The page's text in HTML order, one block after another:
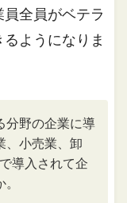
全員がベテラ
ようになりま
分野の企業に導
、小売業、卸
導入されて企